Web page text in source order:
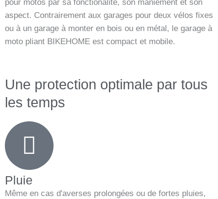
pour motos par sa fonctionalité, son maniement et son
aspect. Contrairement aux garages pour deux vélos fixes
ou à un garage à monter en bois ou en métal, le garage à
moto pliant BIKEHOME est compact et mobile.
Une protection optimale par tous
les temps
Pluie
Même en cas d'averses prolongées ou de fortes pluies,